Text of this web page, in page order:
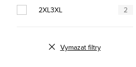
2XL3XL
2
Vymazat filtry